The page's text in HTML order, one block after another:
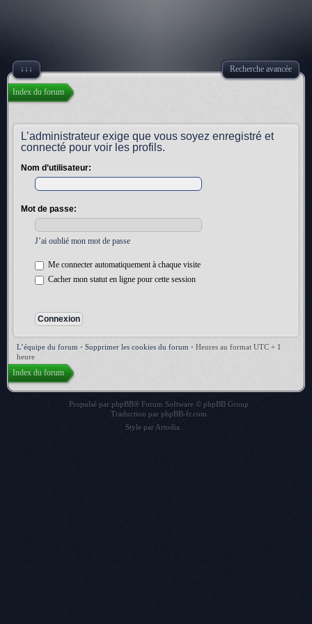
↓↓↓ Recherche avancée
Index du forum
L’administrateur exige que vous soyez enregistré et
connecté pour voir les profils.
Nom d’utilisateur:
Mot de passe:
J’ai oublié mon mot de passe
Me connecter automatiquement à chaque visite
Cacher mon statut en ligne pour cette session
L’équipe du forum • Supprimer les cookies du forum • Heures au format UTC + 1
heure
Index du forum
Propulsé par phpBB® Forum Software © phpBB Group
Traduction par phpBB-fr.com
Style par Artodia